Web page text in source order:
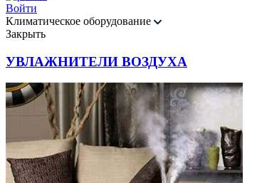
Войти
Климатическое оборудование
Закрыть
УВЛАЖНИТЕЛИ ВОЗДУХА